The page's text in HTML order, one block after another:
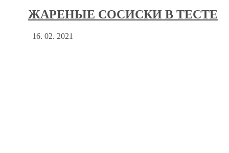
ЖАРЕНЫЕ СОСИСКИ В ТЕСТЕ
16. 02. 2021